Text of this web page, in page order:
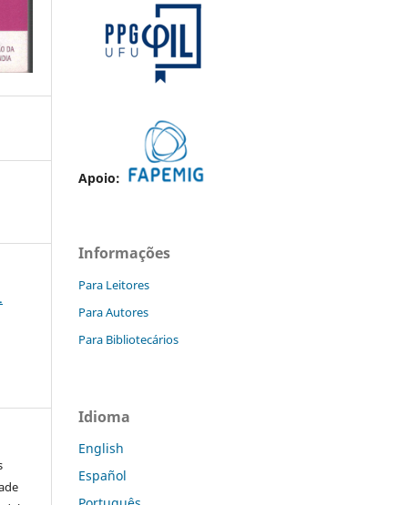
Apoio:
Informações
Para Leitores
Para Autores
Para Bibliotecários
Idioma
English
Español